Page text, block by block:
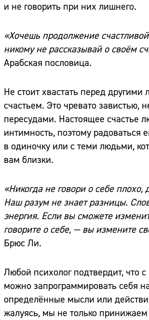
и не говорить при них лишнего.
«Хочешь продолжение
никому не рассказывай о своём
Арабская пословица.
Не стоит хвастать перед
счастьем. Это чревато завистью,
пересудами. Настоящее счастье
интимность, поэтому радоваться
в одиночку или с теми людьми,
вам близки.
«Никогда не говори о себе плохо,
Наш разум не знает разницы.
энергия. Если вы сможете
говорите о себе, — вы измените
Брюс Ли.
Любой психолог подтвердит, что
можно запрограммировать себя
определённые мысли или
жалуясь, мы не только принижаем